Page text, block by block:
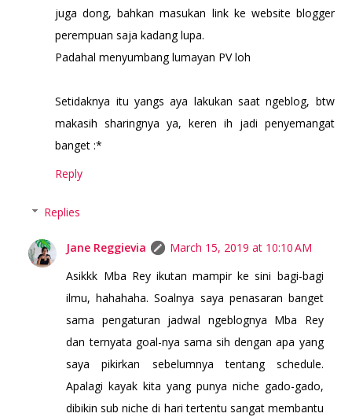
juga dong, bahkan masukan link ke website blogger
perempuan saja kadang lupa.
Padahal menyumbang lumayan PV loh
Setidaknya itu yangs aya lakukan saat ngeblog, btw
makasih sharingnya ya, keren ih jadi penyemangat
banget :*
Reply
Replies
Jane Reggievia
March 15, 2019 at 10:10 AM
Asikkk Mba Rey ikutan mampir ke sini bagi-bagi
ilmu, hahahaha. Soalnya saya penasaran banget
sama pengaturan jadwal ngeblognya Mba Rey
dan ternyata goal-nya sama sih dengan apa yang
saya pikirkan sebelumnya tentang schedule.
Apalagi kayak kita yang punya niche gado-gado,
dibikin sub niche di hari tertentu sangat membantu